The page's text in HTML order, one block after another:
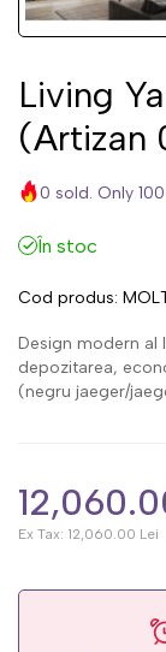
Living
(Аrtizan
0 sold. Only
În stoc
Cod produs:
Design modern al
depozitarea,
(negru jaeger/
Ex Tax: 12,060.00 Lei